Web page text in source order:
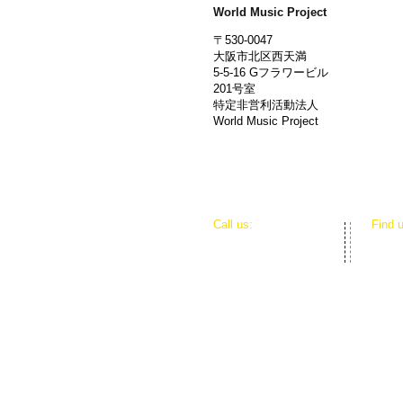
World Music Project
〒530-0047
大阪市北区西天満
5-5-16 Gフラワービル
201号室
特定非営利活動法人
World Music Project
​​Call us:
​Find